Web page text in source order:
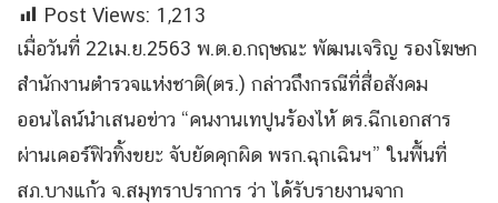
Post Views: 1,213
เมื่อวันที่ 22เม.ย.2563 พ.ต.อ.กฤษณะ พัฒนเจริญ รองโฆษก
สำนักงานตำรวจแห่งชาติ(ตร.) กล่าวถึงกรณีที่สื่อสังคม
ออนไลน์นำเสนอข่าว “คนงานเทปูนร้องไห้ ตร.ฉีกเอกสาร
ผ่านเคอร์ฟิวทิ้งขยะ จับยัดคุกผิด พรก.ฉุกเฉินฯ” ในพื้นที่
สภ.บางแก้ว จ.สมุทราปราการ ว่า ได้รับรายงานจาก